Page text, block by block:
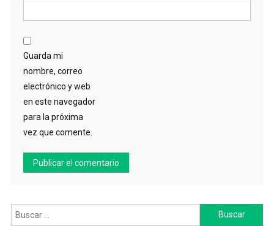
Guarda mi
nombre, correo
electrónico y web
en este navegador
para la próxima
vez que comente.
Buscar: